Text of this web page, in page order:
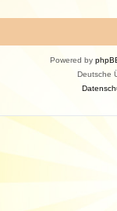
Powered by
Deutsche